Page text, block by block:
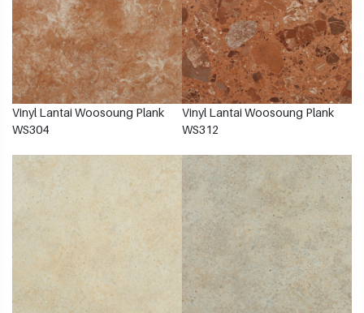
Vinyl Lantai Woosoung Plank
WS304
Vinyl Lantai Woosoung Plank
WS312